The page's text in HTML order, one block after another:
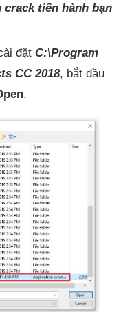
tiến hành bạn
đặt C:\Program
CC 2018, bắt đầu
.